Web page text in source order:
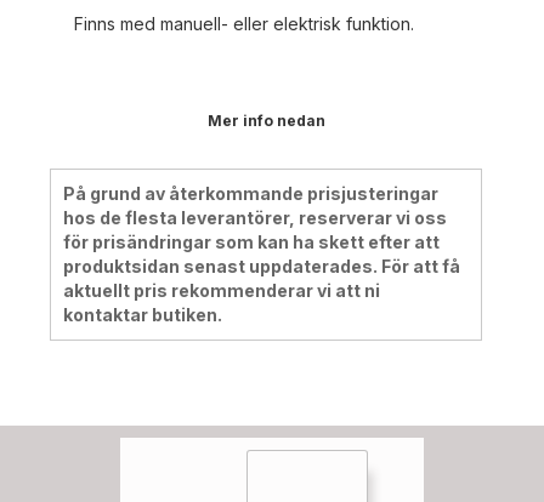
Finns med manuell- eller elektrisk funktion.
Mer info nedan
På grund av återkommande prisjusteringar
hos de flesta leverantörer, reserverar vi oss
för prisändringar som kan ha skett efter att
produktsidan senast uppdaterades. För att få
aktuellt pris rekommenderar vi att ni
kontaktar butiken.